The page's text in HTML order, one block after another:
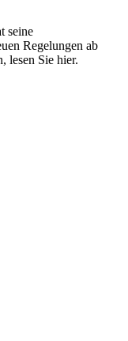
seine
Regelungen ab
lesen Sie hier.